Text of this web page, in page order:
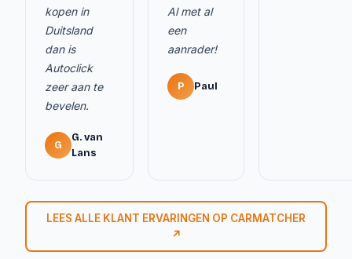
kopen in
Duitsland
dan is
Autoclick
zeer aan te
bevelen.
G
G. van
Lans
Al met al
een
aanrader!
P Paul
LEES ALLE KLANT ERVARINGEN OP CARMATCHER
↗